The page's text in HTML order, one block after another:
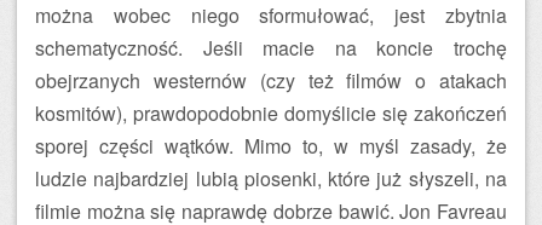
można wobec niego sformułować, jest zbytnia
schematyczność. Jeśli macie na koncie trochę
obejrzanych westernów (czy też filmów o atakach
kosmitów), prawdopodobnie domyślicie się zakończeń
sporej części wątków. Mimo to, w myśl zasady, że
ludzie najbardziej lubią piosenki, które już słyszeli, na
filmie można się naprawdę dobrze bawić. Jon Favreau